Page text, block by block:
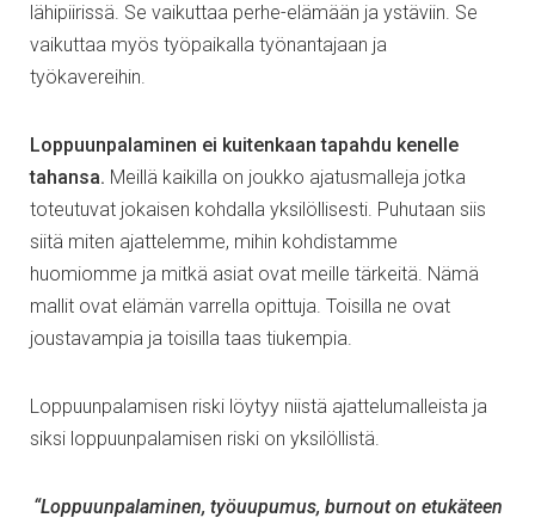
lähipiirissä. Se vaikuttaa perhe-elämään ja ystäviin. Se
vaikuttaa myös työpaikalla työnantajaan ja
työkavereihin.
Loppuunpalaminen ei kuitenkaan tapahdu kenelle
tahansa. Meillä kaikilla on joukko ajatusmalleja jotka
toteutuvat jokaisen kohdalla yksilöllisesti. Puhutaan siis
siitä miten ajattelemme, mihin kohdistamme
huomiomme ja mitkä asiat ovat meille tärkeitä. Nämä
mallit ovat elämän varrella opittuja. Toisilla ne ovat
joustavampia ja toisilla taas tiukempia.
Loppuunpalamisen riski löytyy niistä ajattelumalleista ja
siksi loppuunpalamisen riski on yksilöllistä.
“Loppuunpalaminen, työuupumus, burnout on etukäteen